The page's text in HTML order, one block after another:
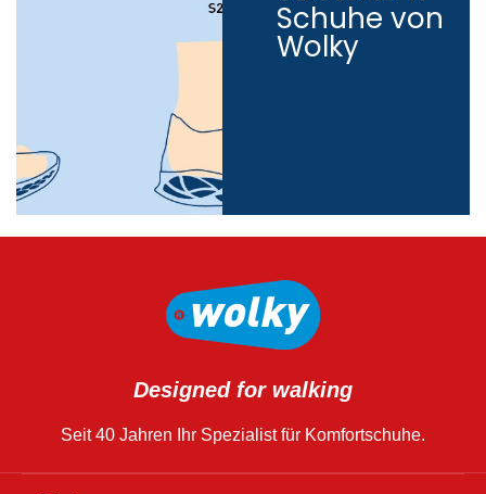
Schuhe von
Wolky
Designed for walking
Seit 40 Jahren Ihr Spezialist für Komfortschuhe.